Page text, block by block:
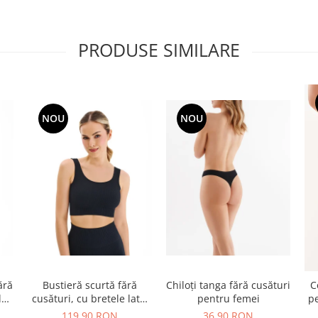
PRODUSE SIMILARE
NOU
Bustieră scurtă fără
cusături, cu bretele late,
Negru
119,90 RON
NOU
Chiloți tanga fără cusături
pentru femei
36,90 RON